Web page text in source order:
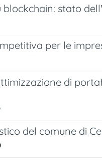
blockchain: stato
per le
di
del comune di